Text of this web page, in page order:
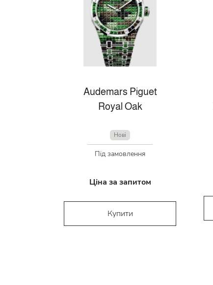
Audemars Piguet
Royal Oak
Нові
Під замовлення
Ціна за запитом
Купити